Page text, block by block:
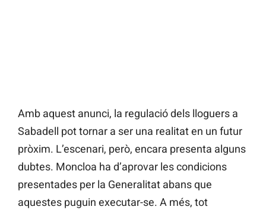
Amb aquest anunci, la regulació dels lloguers a
Sabadell pot tornar a ser una realitat en un futur
pròxim. L’escenari, però, encara presenta alguns
dubtes. Moncloa ha d’aprovar les condicions
presentades per la Generalitat abans que
aquestes puguin executar-se. A més, tot